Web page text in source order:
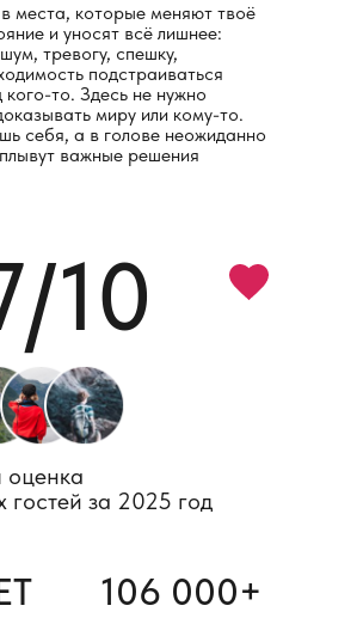
10
оценка
гостей за 2025 год
106 000+
места, которые меняют твоё
и уносят всё лишнее:
шум, тревогу, спешку,
подстраиваться
кого-то. Здесь не нужно
миру или кому-то.
себя, а в голове неожиданно
важные решения